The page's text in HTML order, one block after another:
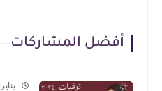
أفضل المشاركات
يناير 30, 2024